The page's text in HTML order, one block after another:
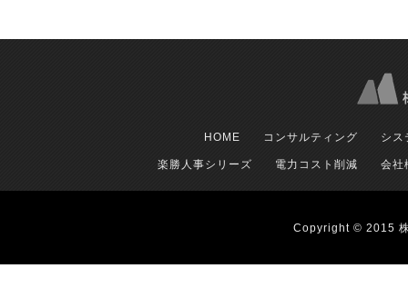
HOME コンサルティング シス
楽勝人事シリーズ 電力コスト削減 会社
Copyright © 2015